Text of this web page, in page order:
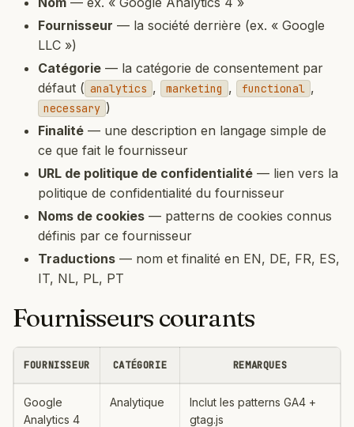
Fournisseur — la société derrière (ex. « Google
LLC »)
Catégorie — la catégorie de consentement par
défaut ( analytics , marketing , functional ,
necessary )
Finalité — une description en langage simple de
ce que fait le fournisseur
URL de politique de confidentialité — lien vers la
politique de confidentialité du fournisseur
Noms de cookies — patterns de cookies connus
définis par ce fournisseur
Traductions — nom et finalité en EN, DE, FR, ES,
IT, NL, PL, PT
Fournisseurs courants
FOURNISSEUR CATÉGORIE REMARQUES
Google
Analytics 4
Analytique
Inclut les patterns GA4 +
gtag.js